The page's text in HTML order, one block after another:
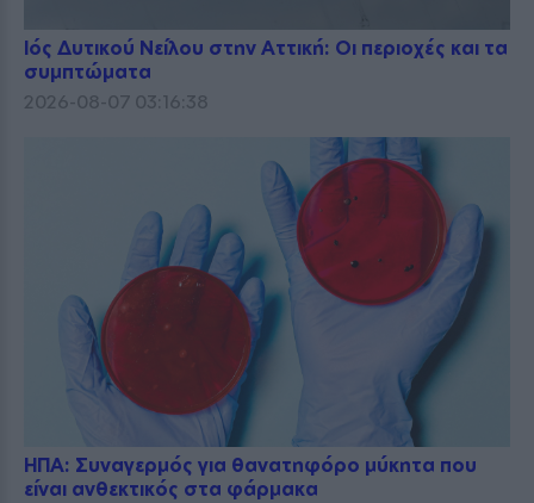
Ιός Δυτικού Νείλου στην Αττική: Οι περιοχές και τα
συμπτώματα
2026-08-07 03:16:38
ΗΠΑ: Συναγερμός για θανατηφόρο μύκητα που
είναι ανθεκτικός στα φάρμακα